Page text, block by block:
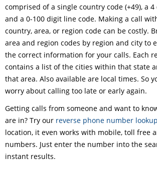
comprised of a single country code (+49), a
and a 0-100 digit line code. Making a call
country, area, or region code can be costly.
area and region codes by region and city to
the correct information for your calls. Each
contains a list of the cities within that state
that area. Also available are local times. So
worry about calling too late or early again.
Getting calls from someone and want to
are in? Try our reverse phone number lookup
location, it even works with mobile, toll free
numbers. Just enter the number into the
instant results.